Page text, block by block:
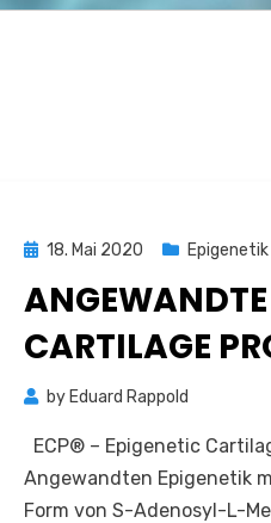
Posted
18. Mai 2020
ANGEWANDTE
CARTILAGE
by Eduard Rappold
ECP® – Epigenetic
Angewandten Epigenetik
Form von S-Adenosyl-L-